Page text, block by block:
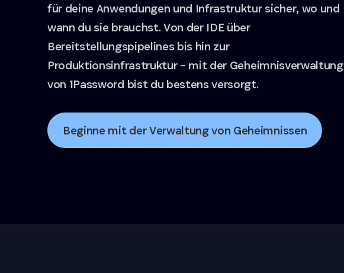
für deine Anwendungen und Infrastruktur sicher, wo und
wann du sie brauchst. Von der IDE über
Bereitstellungspipelines bis hin zur
Produktionsinfrastruktur – mit der Geheimnisverwaltung
von 1Password bist du bestens versorgt.
Beginne mit der Verwaltung von Geheimnissen